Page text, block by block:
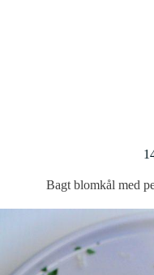
Bagt blomkål med